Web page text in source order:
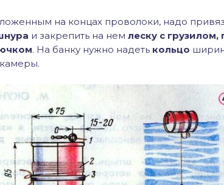
на концах проволоки, надо
и закрепить на нем леску с грузилом,
. На банку нужно надеть кольцо